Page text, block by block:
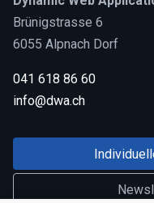
Brünigstrasse 6
6055 Alpnach Dorf
041 618 86 60
info@dwa.ch